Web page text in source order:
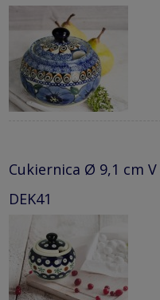
Cukiernica Ø 9,1 cm V
DEK41